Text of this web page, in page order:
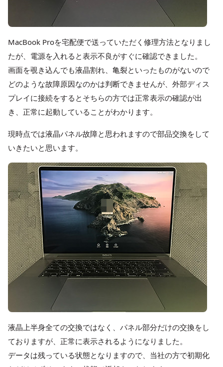
MacBook Proを宅配便で送っていただく修理方法となりまし
たが、電源を入れると表示不良がすぐに確認できました。
画面を覗き込んでも液晶割れ、亀裂といったものがないので
どのような故障原因なのかは判断できませんが、外部ディス
プレイに接続をするとそちらの方では正常表示の確認が出
き、正常に起動していることがわかります。
現時点では液晶パネル故障と思われますので部品交換をして
いきたいと思います。
液晶上半身全ての交換ではなく、パネル部分だけの交換をし
ておりますが、正常に表示されるようになりました。
データは残っている状態となりますので、当社の方で初期化